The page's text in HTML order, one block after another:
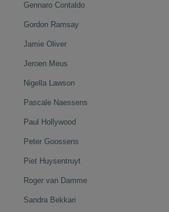
Gennaro Contaldo
Gordon Ramsay
Jamie Oliver
Jeroen Meus
Nigella Lawson
Pascale Naessens
Paul Hollywood
Peter Goossens
Piet Huysentruyt
Roger van Damme
Sandra Bekkari